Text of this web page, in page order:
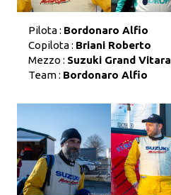
Pilota : Bordonaro Alfio
Copilota : Briani Roberto
Mezzo : Suzuki Grand Vitara
Team : Bordonaro Alfio